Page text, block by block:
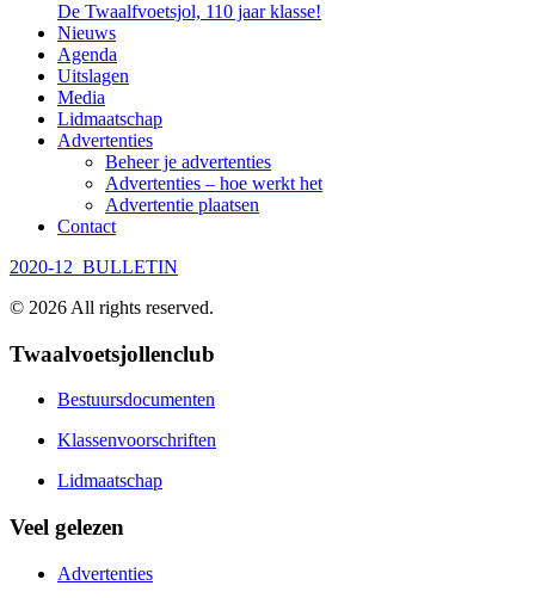
De Twaalfvoetsjol, 110 jaar klasse!
Nieuws
Agenda
Uitslagen
Media
Lidmaatschap
Advertenties
Beheer je advertenties
Advertenties – hoe werkt het
Advertentie plaatsen
Contact
2020-12_BULLETIN
© 2026 All rights reserved.
Twaalvoetsjollenclub
Bestuursdocumenten
Klassenvoorschriften
Lidmaatschap
Veel gelezen
Advertenties